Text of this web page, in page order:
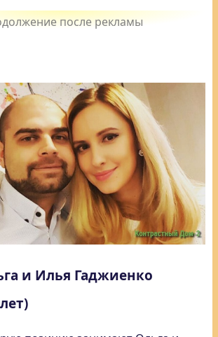
и Илья Гаджиенко